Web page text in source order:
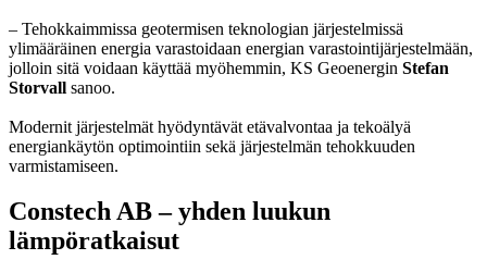
– Tehokkaimmissa geotermisen teknologian järjestelmissä
ylimääräinen energia varastoidaan energian varastointijärjestelmään,
jolloin sitä voidaan käyttää myöhemmin, KS Geoenergin Stefan
Storvall sanoo.
Modernit järjestelmät hyödyntävät etävalvontaa ja tekoälyä
energiankäytön optimointiin sekä järjestelmän tehokkuuden
varmistamiseen.
Constech AB – yhden luukun
lämpöratkaisut